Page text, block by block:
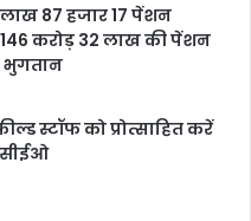
87 हजार 17 पेंशन
146 करोड़ 32 लाख की पेंशन
भुगतान
स्टॉफ को प्रोत्साहित करें
सीईओ